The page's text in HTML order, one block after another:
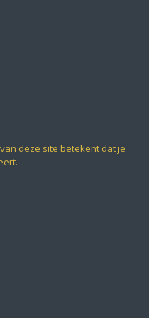
deze site betekent dat je